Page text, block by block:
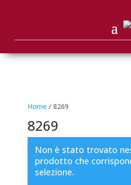
Home / 8269
8269
Non è stato trovato
prodotto che
selezione.